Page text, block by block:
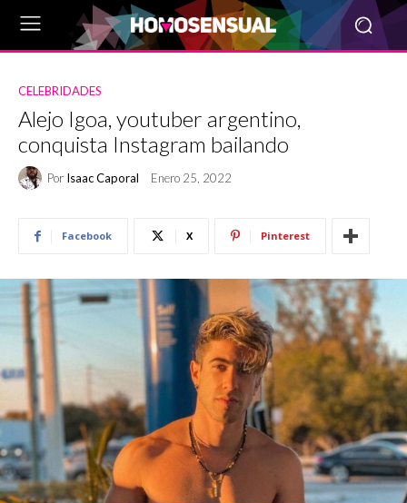
CELEBRIDADES
Alejo Igoa, youtuber argentino,
conquista Instagram bailando
Por Isaac Caporal Enero 25, 2022
Facebook X Pinterest